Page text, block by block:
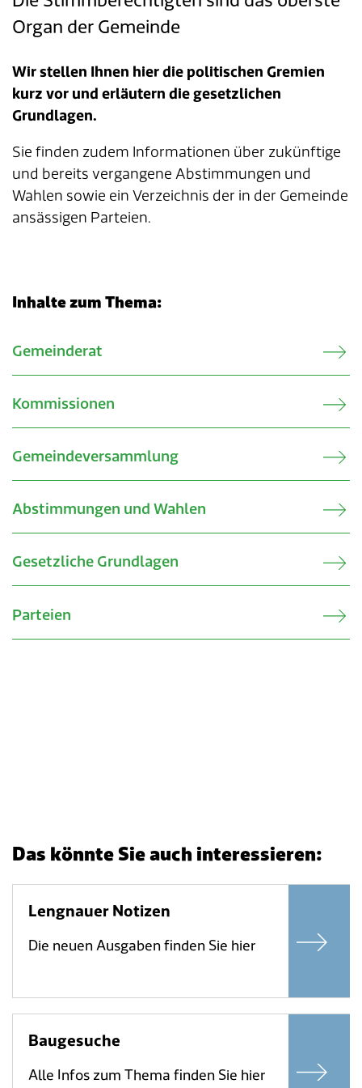
Organ der Gemeinde
Wir stellen Ihnen hier die politischen Gremien
kurz vor und erläutern die gesetzlichen
Grundlagen.
Sie finden zudem Informationen über zukünftige
und bereits vergangene Abstimmungen und
Wahlen sowie ein Verzeichnis der in der Gemeinde
ansässigen Parteien.
Verwandte Inhalte
Inhalte zum Thema:
Gemeinderat
Kommissionen
Gemeindeversammlung
Abstimmungen und Wahlen
Gesetzliche Grundlagen
Parteien
Das könnte Sie auch interessieren:
Lengnauer Notizen
Die neuen Ausgaben finden Sie hier
Baugesuche
Alle Infos zum Thema finden Sie hier
Tageselternverein
Gastronomie
Vermietung von Freizeitanlagen
Veranstaltungsbewilligung
Sozialversicherungen
Soziales
Steuern
Bauen & Planen
ÖREB-Kataster
Umwelt
Sicherheit
Über Lengnau
Burgergemeinde
Kirchgemeinden
Partnergemeinden
Finanzabteilung
Sozialabteilung
Bau- und Planungsabteilung
Betriebs- und Tiefbauabteilung
Werkhof
Schnupperlehre / Lehrstelle
Gemeindenetzwerke
Dienstleistungen A-Z
Adressverzeichnis
Kontakt & Öffnungszeiten